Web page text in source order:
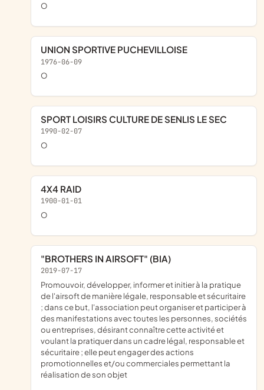
o
UNION SPORTIVE PUCHEVILLOISE
1976-06-09
o
SPORT LOISIRS CULTURE DE SENLIS LE SEC
1990-02-07
o
4X4 RAID
1900-01-01
o
"BROTHERS IN AIRSOFT" (BIA)
2019-07-17
promouvoir, développer, informer et initier à la pratique
de l'airsoft de manière légale, responsable et sécuritaire
; dans ce but, l'association peut organiser et participer à
des manifestations avec toutes les personnes, sociétés
ou entreprises, désirant connaître cette activité et
voulant la pratiquer dans un cadre légal, responsable et
sécuritaire ; elle peut engager des actions
promotionnelles et/ou commerciales permettant la
réalisation de son objet